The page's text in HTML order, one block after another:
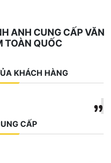
ANH CUNG CẤP VĂN
TOÀN QUỐC
KHÁCH HÀNG
CẤP